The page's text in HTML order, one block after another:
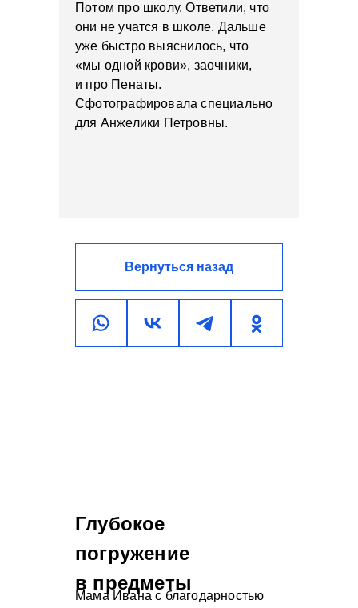
Вернуться назад
Потом про школу. Ответили, что
они не учатся в школе. Дальше
уже быстро выяснилось, что
«мы одной крови», заочники,
и про Пенаты.
Сфотографировала специально
для Анжелики Петровны.
Глубокое
погружение
в предметы
Мама Ивана с благодарностью